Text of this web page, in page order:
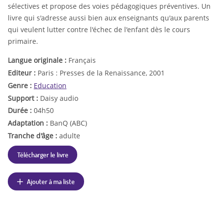
sélectives et propose des voies pédagogiques préventives. Un
livre qui s'adresse aussi bien aux enseignants qu'aux parents
qui veulent lutter contre l'échec de l'enfant dès le cours
primaire.
Langue originale : Français
Editeur : Paris : Presses de la Renaissance, 2001
Genre : Education
Support : Daisy audio
Durée : 04h50
Adaptation : BanQ (ABC)
Tranche d'âge : adulte
Télécharger le livre
Ajouter à ma liste